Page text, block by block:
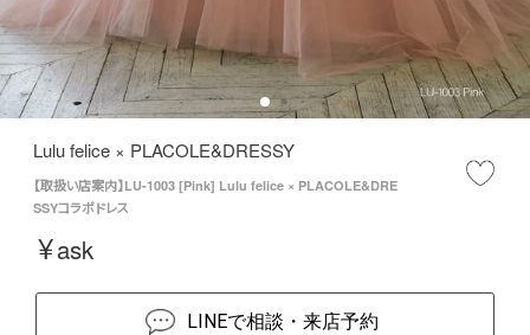
Lulu felice × PLACOLE&DRESSY
【取扱い店案内】LU-1003 [Pink] Lulu felice × PLACOLE&DRE
SSYコラボドレス
¥ask
LINEで相談・来店予約